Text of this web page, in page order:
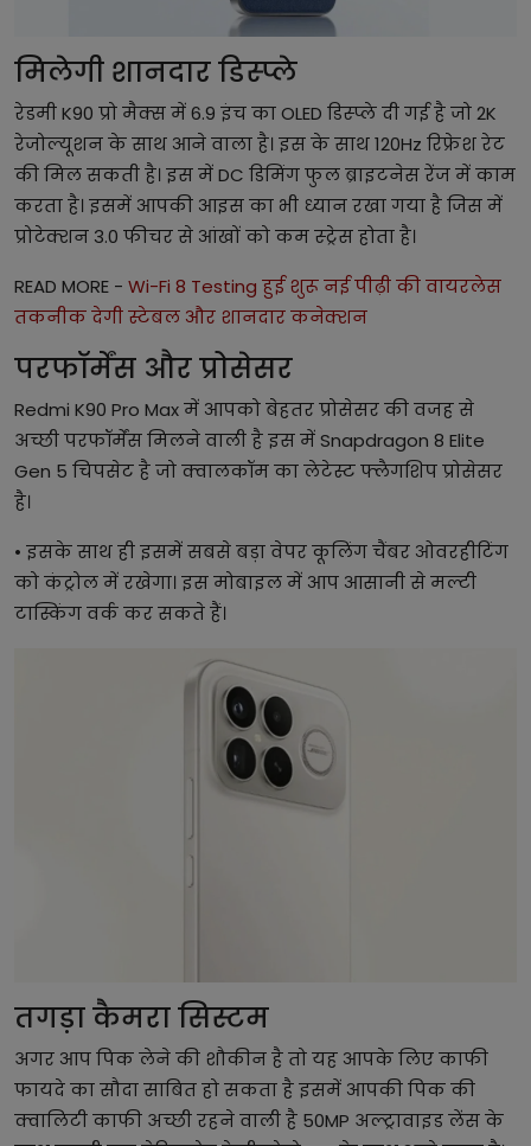
मिलेगी शानदार डिस्प्ले
रेडमी K90 प्रो मैक्स में 6.9 इंच का OLED डिस्प्ले दी गई है जो 2K
रेजोल्यूशन के साथ आने वाला है। इस के साथ 120Hz रिफ्रेश रेट
की मिल सकती है। इस में DC डिमिंग फुल ब्राइटनेस रेंज में काम
करता है। इसमें आपकी आइस का भी ध्यान रखा गया है जिस में
प्रोटेक्शन 3.0 फीचर से आंखों को कम स्ट्रेस होता है।
READ MORE - Wi-Fi 8 Testing हुई शुरू नई पीढ़ी की वायरलेस
तकनीक देगी स्टेबल और शानदार कनेक्शन
परफॉर्मेंस और प्रोसेसर
Redmi K90 Pro Max में आपको बेहतर प्रोसेसर की वजह से
अच्छी परफॉर्मेंस मिलने वाली है इस में Snapdragon 8 Elite
Gen 5 चिपसेट है जो क्वालकॉम का लेटेस्ट फ्लैगशिप प्रोसेसर
है।
• इसके साथ ही इसमें सबसे बड़ा वेपर कूलिंग चैंबर ओवरहीटिंग
को कंट्रोल में रखेगा। इस मोबाइल में आप आसानी से मल्टी
टास्किंग वर्क कर सकते हैं।
तगड़ा कैमरा सिस्टम
अगर आप पिक लेने की शौकीन है तो यह आपके लिए काफी
फायदे का सौदा साबित हो सकता है इसमें आपकी पिक की
क्वालिटी काफी अच्छी रहने वाली है 50MP अल्ट्रावाइड लेंस के